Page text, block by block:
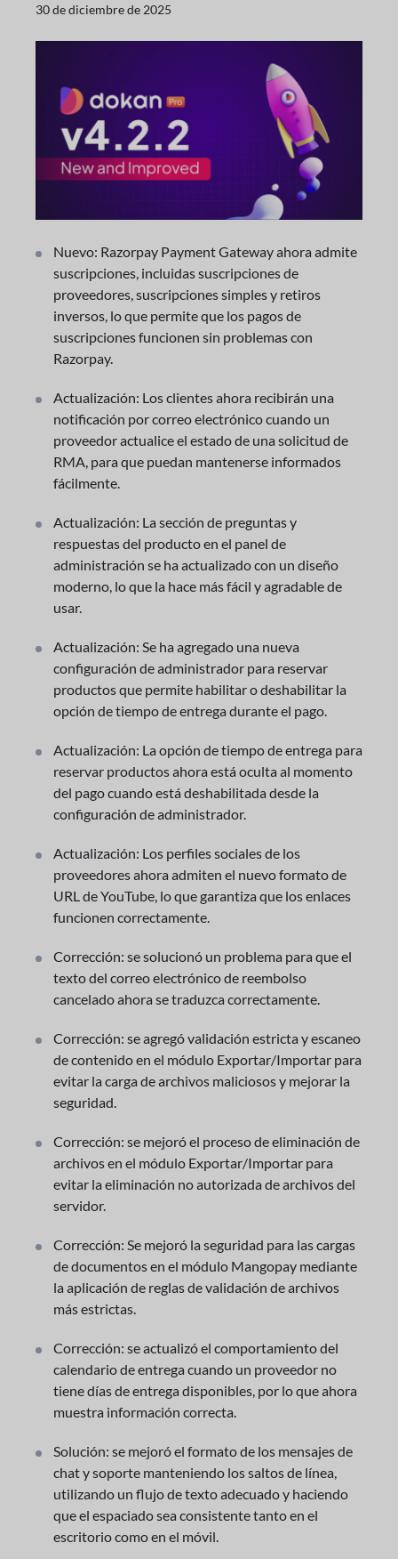
30 de diciembre de 2025
Nuevo: Razorpay Payment Gateway ahora admite
suscripciones, incluidas suscripciones de
proveedores, suscripciones simples y retiros
inversos, lo que permite que los pagos de
suscripciones funcionen sin problemas con
Razorpay.
Actualización: Los clientes ahora recibirán una
notificación por correo electrónico cuando un
proveedor actualice el estado de una solicitud de
RMA, para que puedan mantenerse informados
fácilmente.
Actualización: La sección de preguntas y
respuestas del producto en el panel de
administración se ha actualizado con un diseño
moderno, lo que la hace más fácil y agradable de
usar.
Actualización: Se ha agregado una nueva
configuración de administrador para reservar
productos que permite habilitar o deshabilitar la
opción de tiempo de entrega durante el pago.
Actualización: La opción de tiempo de entrega para
reservar productos ahora está oculta al momento
del pago cuando está deshabilitada desde la
configuración de administrador.
Actualización: Los perfiles sociales de los
proveedores ahora admiten el nuevo formato de
URL de YouTube, lo que garantiza que los enlaces
funcionen correctamente.
Corrección: se solucionó un problema para que el
texto del correo electrónico de reembolso
cancelado ahora se traduzca correctamente.
Corrección: se agregó validación estricta y escaneo
de contenido en el módulo Exportar/Importar para
evitar la carga de archivos maliciosos y mejorar la
seguridad.
Corrección: se mejoró el proceso de eliminación de
archivos en el módulo Exportar/Importar para
evitar la eliminación no autorizada de archivos del
servidor.
Corrección: Se mejoró la seguridad para las cargas
de documentos en el módulo Mangopay mediante
la aplicación de reglas de validación de archivos
más estrictas.
Corrección: se actualizó el comportamiento del
calendario de entrega cuando un proveedor no
tiene días de entrega disponibles, por lo que ahora
muestra información correcta.
Solución: se mejoró el formato de los mensajes de
chat y soporte manteniendo los saltos de línea,
utilizando un flujo de texto adecuado y haciendo
que el espaciado sea consistente tanto en el
escritorio como en el móvil.